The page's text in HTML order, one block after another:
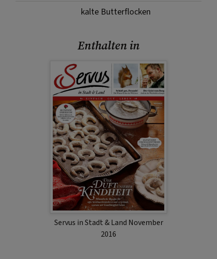
kalte Butterflocken
Enthalten in
Servus in Stadt & Land November
2016